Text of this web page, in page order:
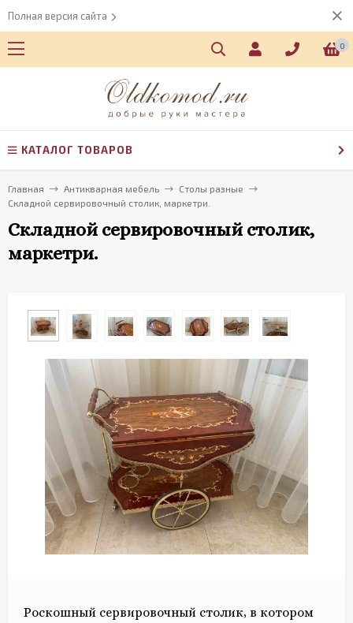
Полная версия сайта
0
КАТАЛОГ ТОВАРОВ
Главная Антикварная мебель
Столы разные
Складной сервировочный столик, маркетри.
Складной сервировочный столик,
маркетри.
Роскошный сервировочный столик, в котором